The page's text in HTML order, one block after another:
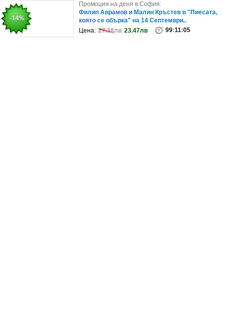
-20%
Промоция на деня в София:
Вътрешно и външно почистване на автомобил,
плюс пица "Маргарита"
Цена: 64.54лв 51.63лв 99:10:01
-14%
Промоция на деня в София:
Филип Аврамов и Малин Кръстев в "Пиесата,
която се обърка" на 14 Септември..
Цена: 27.38лв 23.47лв 99:11:05